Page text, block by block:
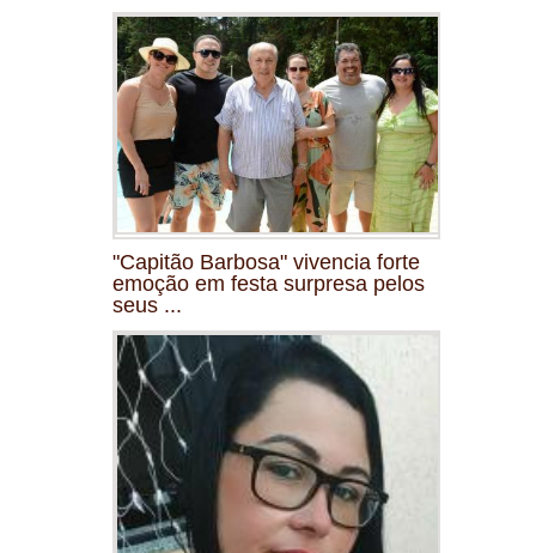
"Capitão Barbosa" vivencia forte
emoção em festa surpresa pelos
seus ...